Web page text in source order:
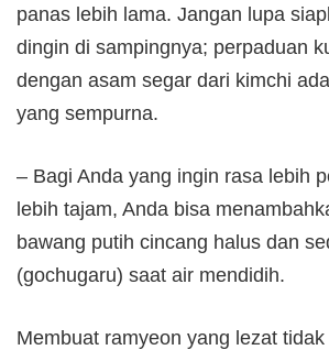
panas lebih lama. Jangan lupa
dingin di sampingnya; perpaduan
dengan asam segar dari kimchi
yang sempurna.
– Bagi Anda yang ingin rasa lebih
lebih tajam, Anda bisa
bawang putih cincang halus dan
(gochugaru) saat air mendidih.
Membuat ramyeon yang lezat